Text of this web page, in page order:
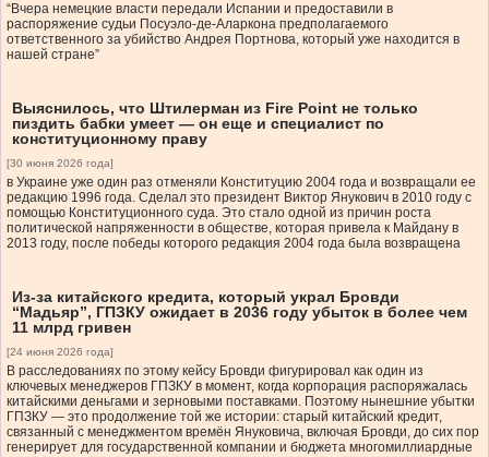
“Вчера немецкие власти передали Испании и предоставили в
распоряжение судьи Посуэло-де-Аларкона предполагаемого
ответственного за убийство Андрея Портнова, который уже находится в
нашей стране”
Выяснилось, что Штилерман из Fire Point не только
пиздить бабки умеет — он еще и специалист по
конституционному праву
[30 июня 2026 года]
в Украине уже один раз отменяли Конституцию 2004 года и возвращали ее
редакцию 1996 года. Сделал это президент Виктор Янукович в 2010 году с
помощью Конституционного суда. Это стало одной из причин роста
политической напряженности в обществе, которая привела к Майдану в
2013 году, после победы которого редакция 2004 года была возвращена
Из-за китайского кредита, который украл Бровди
“Мадьяр”, ГПЗКУ ожидает в 2036 году убыток в более чем
11 млрд гривен
[24 июня 2026 года]
В расследованиях по этому кейсу Бровди фигурировал как один из
ключевых менеджеров ГПЗКУ в момент, когда корпорация распоряжалась
китайскими деньгами и зерновыми поставками. Поэтому нынешние убытки
ГПЗКУ — это продолжение той же истории: старый китайский кредит,
связанный с менеджментом времён Януковича, включая Бровди, до сих пор
генерирует для государственной компании и бюджета многомиллиардные